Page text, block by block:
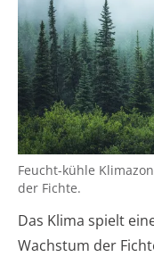
Feucht-kühle
der Fichte.
Das Klima spielt
Wachstum der